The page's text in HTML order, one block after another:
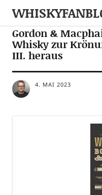
NEWS
Gordon &
Whisky zur
III. heraus
4. MAI 2023